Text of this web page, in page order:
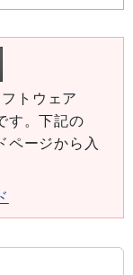
トウェア
す。下記の
ページから入